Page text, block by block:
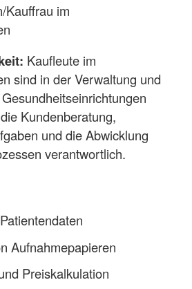
Kauffrau im
Kaufleute im
sind in der Verwaltung und
Kundenberatung,
und die Abwicklung
verantwortlich.
Aufnahmepapieren
Preiskalkulation